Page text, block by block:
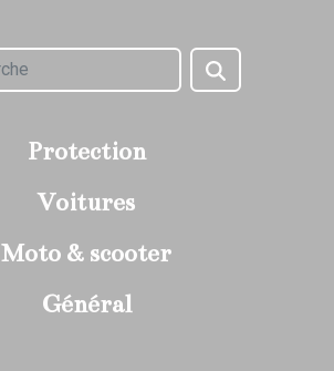
Protection
Voitures
Moto & scooter
Général